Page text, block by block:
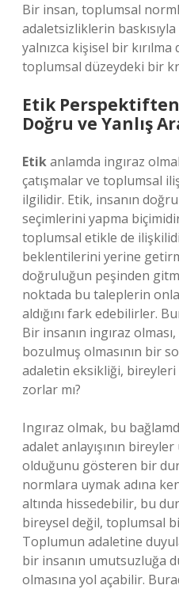
Bir insan, toplumsal
adaletsizliklerin
yalnızca kişisel bir kırılma
toplumsal düzeydeki bir
Etik
Doğru ve Yanlış
Etikanlamda ingıraz
çatışmalar ve toplumsal
ilgilidir. Etik, insanın
seçimlerini yapma
toplumsal etikle de
beklentilerini yerine
doğruluğun peşinden
noktada bu taleplerin
aldığını fark edebilirler.
Bir insanın ingıraz
bozulmuş olmasının bir
adaletin eksikliği,
zorlar mı?
Ingıraz olmak, bu
adalet anlayışının
olduğunu gösteren bir
normlara uymak adına
altında hissedebilir, bu
bireysel değil, toplumsal
Toplumun adaletine
bir insanın umutsuzluğa
olmasına yol açabilir.